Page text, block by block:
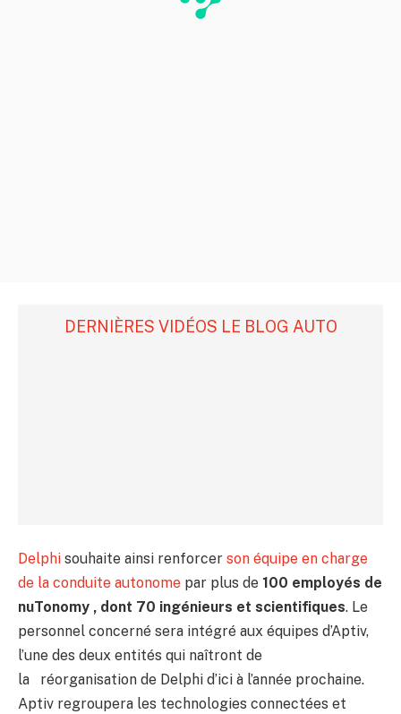
DERNIÈRES VIDÉOS LE BLOG AUTO
Delphi souhaite ainsi renforcer son équipe en charge
de la conduite autonome par plus de 100 employés de
nuTonomy , dont 70 ingénieurs et scientifiques. Le
personnel concerné sera intégré aux équipes d’Aptiv,
l’une des deux entités qui naîtront de
la réorganisation de Delphi d’ici à l’année prochaine.
Aptiv regroupera les technologies connectées et